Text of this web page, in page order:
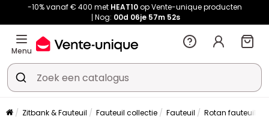
-10% vanaf € 400 met HEAT10op Vente-unique producten
Nog: 00d 06je 57m 52s
Menu
Zitbank & Fauteuil Fauteuil collectie Fauteuil Rotan fauteuil